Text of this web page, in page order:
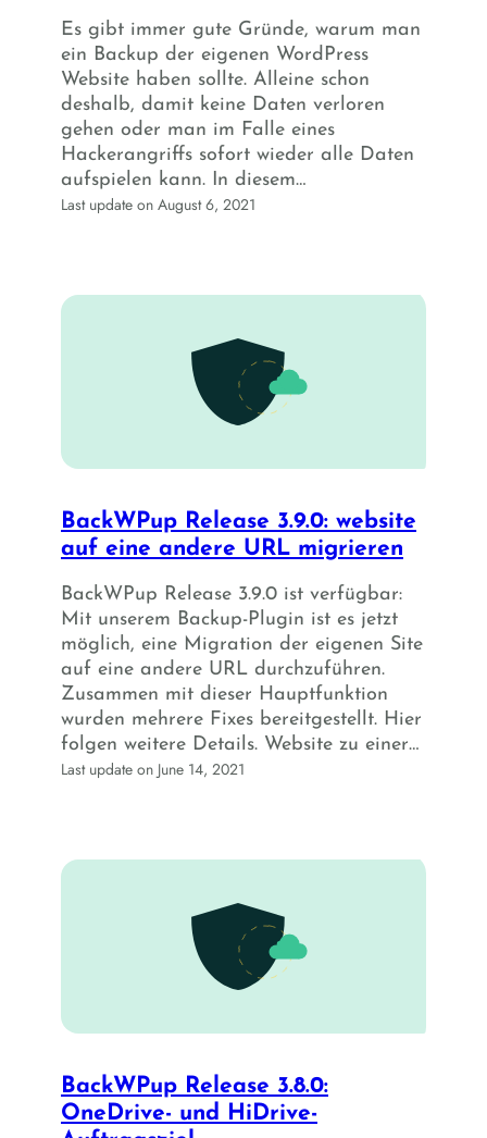
Es gibt immer gute Gründe, warum man
ein Backup der eigenen WordPress
Website haben sollte. Alleine schon
deshalb, damit keine Daten verloren
gehen oder man im Falle eines
Hackerangriffs sofort wieder alle Daten
aufspielen kann. In diesem…
Last update on August 6, 2021
BackWPup Release 3.9.0: website
auf eine andere URL migrieren
BackWPup Release 3.9.0 ist verfügbar:
Mit unserem Backup-Plugin ist es jetzt
möglich, eine Migration der eigenen Site
auf eine andere URL durchzuführen.
Zusammen mit dieser Hauptfunktion
wurden mehrere Fixes bereitgestellt. Hier
folgen weitere Details. Website zu einer…
Last update on June 14, 2021
BackWPup Release 3.8.0:
OneDrive- und HiDrive-